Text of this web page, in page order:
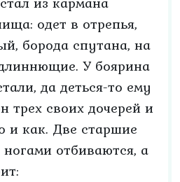
одет в отрепья,
борода спутана, на
У боярина
да деться-то ему
трех своих дочерей и
и как. Две старшие
отбиваются, а